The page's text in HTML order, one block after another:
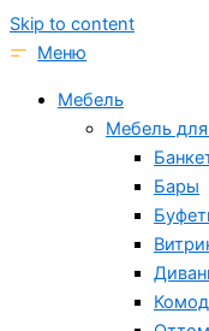
Skip to content
Меню
Мебель
Мебель
Бары